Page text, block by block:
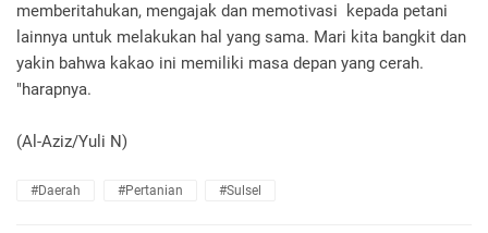
memberitahukan, mengajak dan memotivasi kepada petani
lainnya untuk melakukan hal yang sama. Mari kita bangkit dan
yakin bahwa kakao ini memiliki masa depan yang cerah.
"harapnya.
(Al-Aziz/Yuli N)
#Daerah #Pertanian #Sulsel